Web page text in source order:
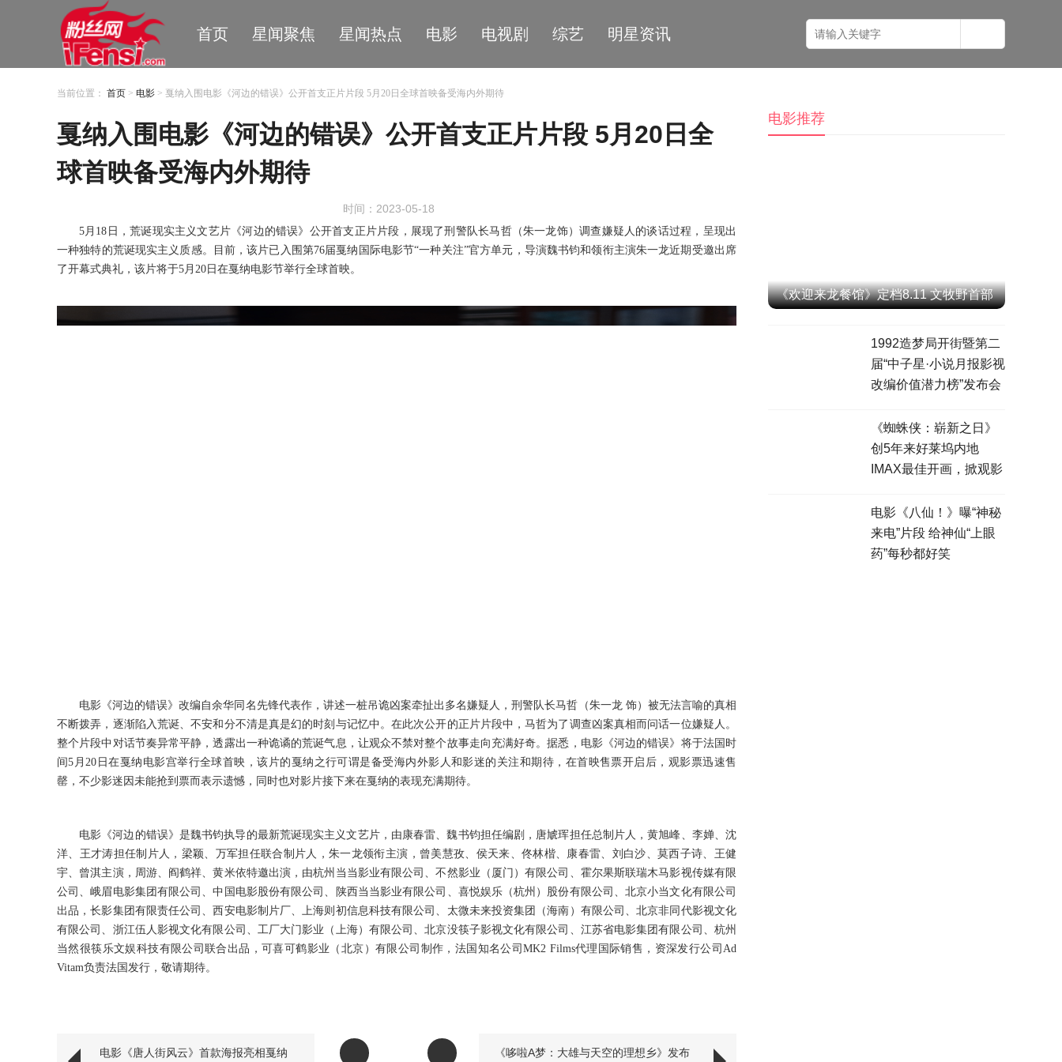
首页 星闻聚焦 星闻热点 电影 电视剧 综艺 明星资讯
当前位置： 首页 > 电影 > 戛纳入围电影《河边的错误》公开首支正片片段 5月20日全球首映备受海内外期待
戛纳入围电影《河边的错误》公开首支正片片段 5月20日全
球首映备受海内外期待
时间：2023-05-18
5月18日，荒诞现实主义文艺片《河边的错误》公开首支正片片段，展现了刑警队长马哲（朱一龙饰）调查嫌疑人的谈话过程，呈现出
一种独特的荒诞现实主义质感。目前，该片已入围第76届戛纳国际电影节“一种关注”官方单元，导演魏书钧和领衔主演朱一龙近期受邀出席
了开幕式典礼，该片将于5月20日在戛纳电影节举行全球首映。
电影《河边的错误》改编自余华同名先锋代表作，讲述一桩吊诡凶案牵扯出多名嫌疑人，刑警队长马哲（朱一龙 饰）被无法言喻的真相
不断拨弄，逐渐陷入荒诞、不安和分不清是真是幻的时刻与记忆中。在此次公开的正片片段中，马哲为了调查凶案真相而问话一位嫌疑人。
整个片段中对话节奏异常平静，透露出一种诡谲的荒诞气息，让观众不禁对整个故事走向充满好奇。据悉，电影《河边的错误》将于法国时
间5月20日在戛纳电影宫举行全球首映，该片的戛纳之行可谓是备受海内外影人和影迷的关注和期待，在首映售票开启后，观影票迅速售
罄，不少影迷因未能抢到票而表示遗憾，同时也对影片接下来在戛纳的表现充满期待。
电影《河边的错误》是魏书钧执导的最新荒诞现实主义文艺片，由康春雷、魏书钧担任编剧，唐虓珲担任总制片人，黄旭峰、李婵、沈
洋、王才涛担任制片人，梁颖、万军担任联合制片人，朱一龙领衔主演，曾美慧孜、侯天来、佟林楷、康春雷、刘白沙、莫西子诗、王健
宇、曾淇主演，周游、阎鹤祥、黄米依特邀出演，由杭州当当影业有限公司、不然影业（厦门）有限公司、霍尔果斯联瑞木马影视传媒有限
公司、峨眉电影集团有限公司、中国电影股份有限公司、陕西当当影业有限公司、喜悦娱乐（杭州）股份有限公司、北京小当文化有限公司
出品，长影集团有限责任公司、西安电影制片厂、上海则初信息科技有限公司、太微未来投资集团（海南）有限公司、北京非同代影视文化
有限公司、浙江伍人影视文化有限公司、工厂大门影业（上海）有限公司、北京没筷子影视文化有限公司、江苏省电影集团有限公司、杭州
当然很筷乐文娱科技有限公司联合出品，可喜可鹤影业（北京）有限公司制作，法国知名公司MK2 Films代理国际销售，资深发行公司Ad
Vitam负责法国发行，敬请期待。
电影《唐人街风云》首款海报亮相戛纳
《哆啦A梦：大雄与天空的理想乡》发布
电影推荐
《欢迎来龙餐馆》定档8.11 文牧野首部
1992造梦局开街暨第二
届“中子星·小说月报影视
改编价值潜力榜”发布会
《蜘蛛侠：崭新之日》
创5年来好莱坞内地
IMAX最佳开画，掀观影
电影《八仙！》曝“神秘
来电”片段 给神仙“上眼
药”每秒都好笑